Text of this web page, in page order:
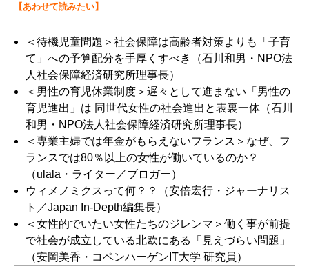
【あわせて読みたい】
＜待機児童問題＞社会保障は高齢者対策よりも「子育
て」への予算配分を手厚くすべき
（石川和男・NPO法
人社会保障経済研究所理事長）
＜男性の育児休業制度＞遅々として進まない「男性の
育児進出」は 同世代女性の社会進出と表裏一体 （石川
和男・NPO法人社会保障経済研究所理事長）
＜専業主婦では年金がもらえないフランス＞なぜ、フ
ランスでは80％以上の女性が働いているのか？
（ulala・ライター／ブロガー）
ウィメノミクスって何？？
（安倍宏行・ジャーナリス
ト／Japan In-Depth編集長）
＜女性的でいたい女性たちのジレンマ＞働く事が前提
で社会が成立している北欧にある「見えづらい問題」
（安岡美香・コペンハーゲンIT大学 研究員）